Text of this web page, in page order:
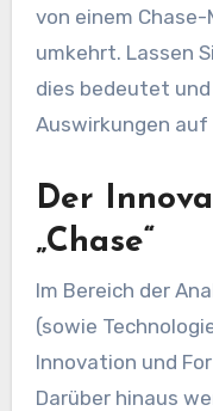
von einem
umkehrt. Lassen
dies bedeutet
Auswirkungen
Der
„Chase“
Im Bereich der
(sowie
Innovation und
Darüber hinaus